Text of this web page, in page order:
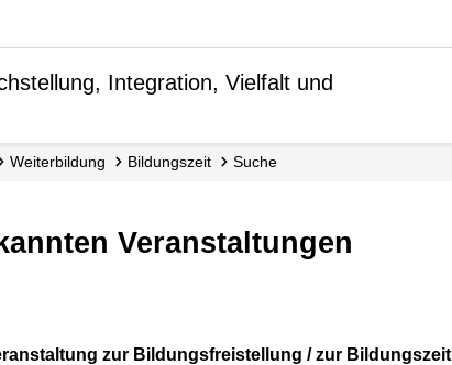
Integration, Vielfalt und
Weiterbildung Bildungszeit Suche
Veranstaltungen
zur Bildungsfreistellung / zur Bildungszeit